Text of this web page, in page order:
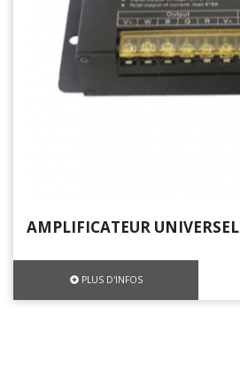
AMPLIFICATEUR UNIVERSEL
PLUS D'INFOS